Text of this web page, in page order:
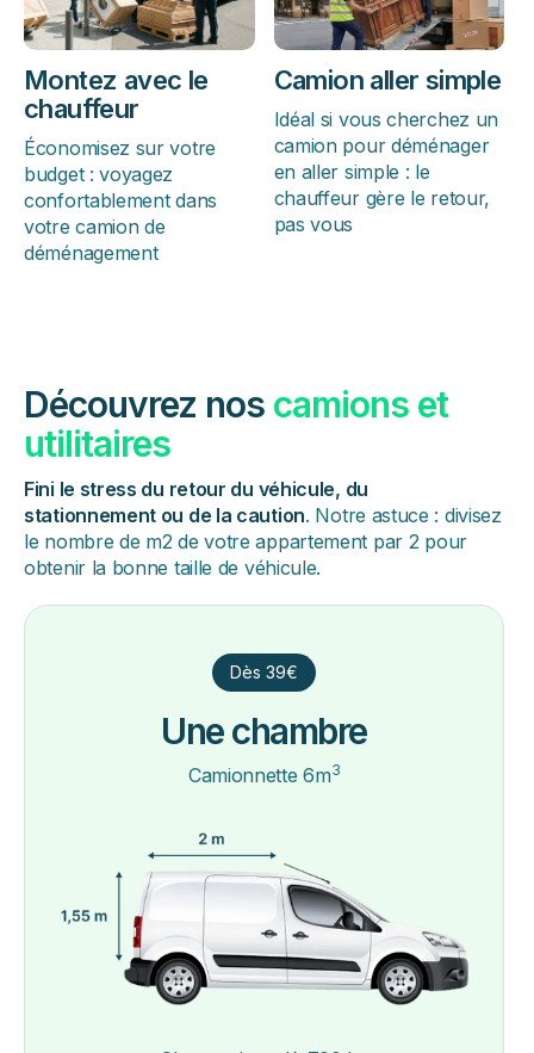
Montez avec le
chauffeur
Économisez sur votre
budget : voyagez
confortablement dans
votre camion de
déménagement
Camion aller simple
Idéal si vous cherchez un
camion pour déménager
en aller simple : le
chauffeur gère le retour,
pas vous
Découvrez nos camions et
utilitaires
Fini le stress du retour du véhicule, du
stationnement ou de la caution. Notre astuce : divisez
le nombre de m2 de votre appartement par 2 pour
obtenir la bonne taille de véhicule.
Dès 39€
Une chambre
Camionnette 6m3